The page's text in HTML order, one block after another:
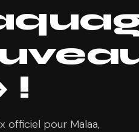
!
officiel pour Malaa,